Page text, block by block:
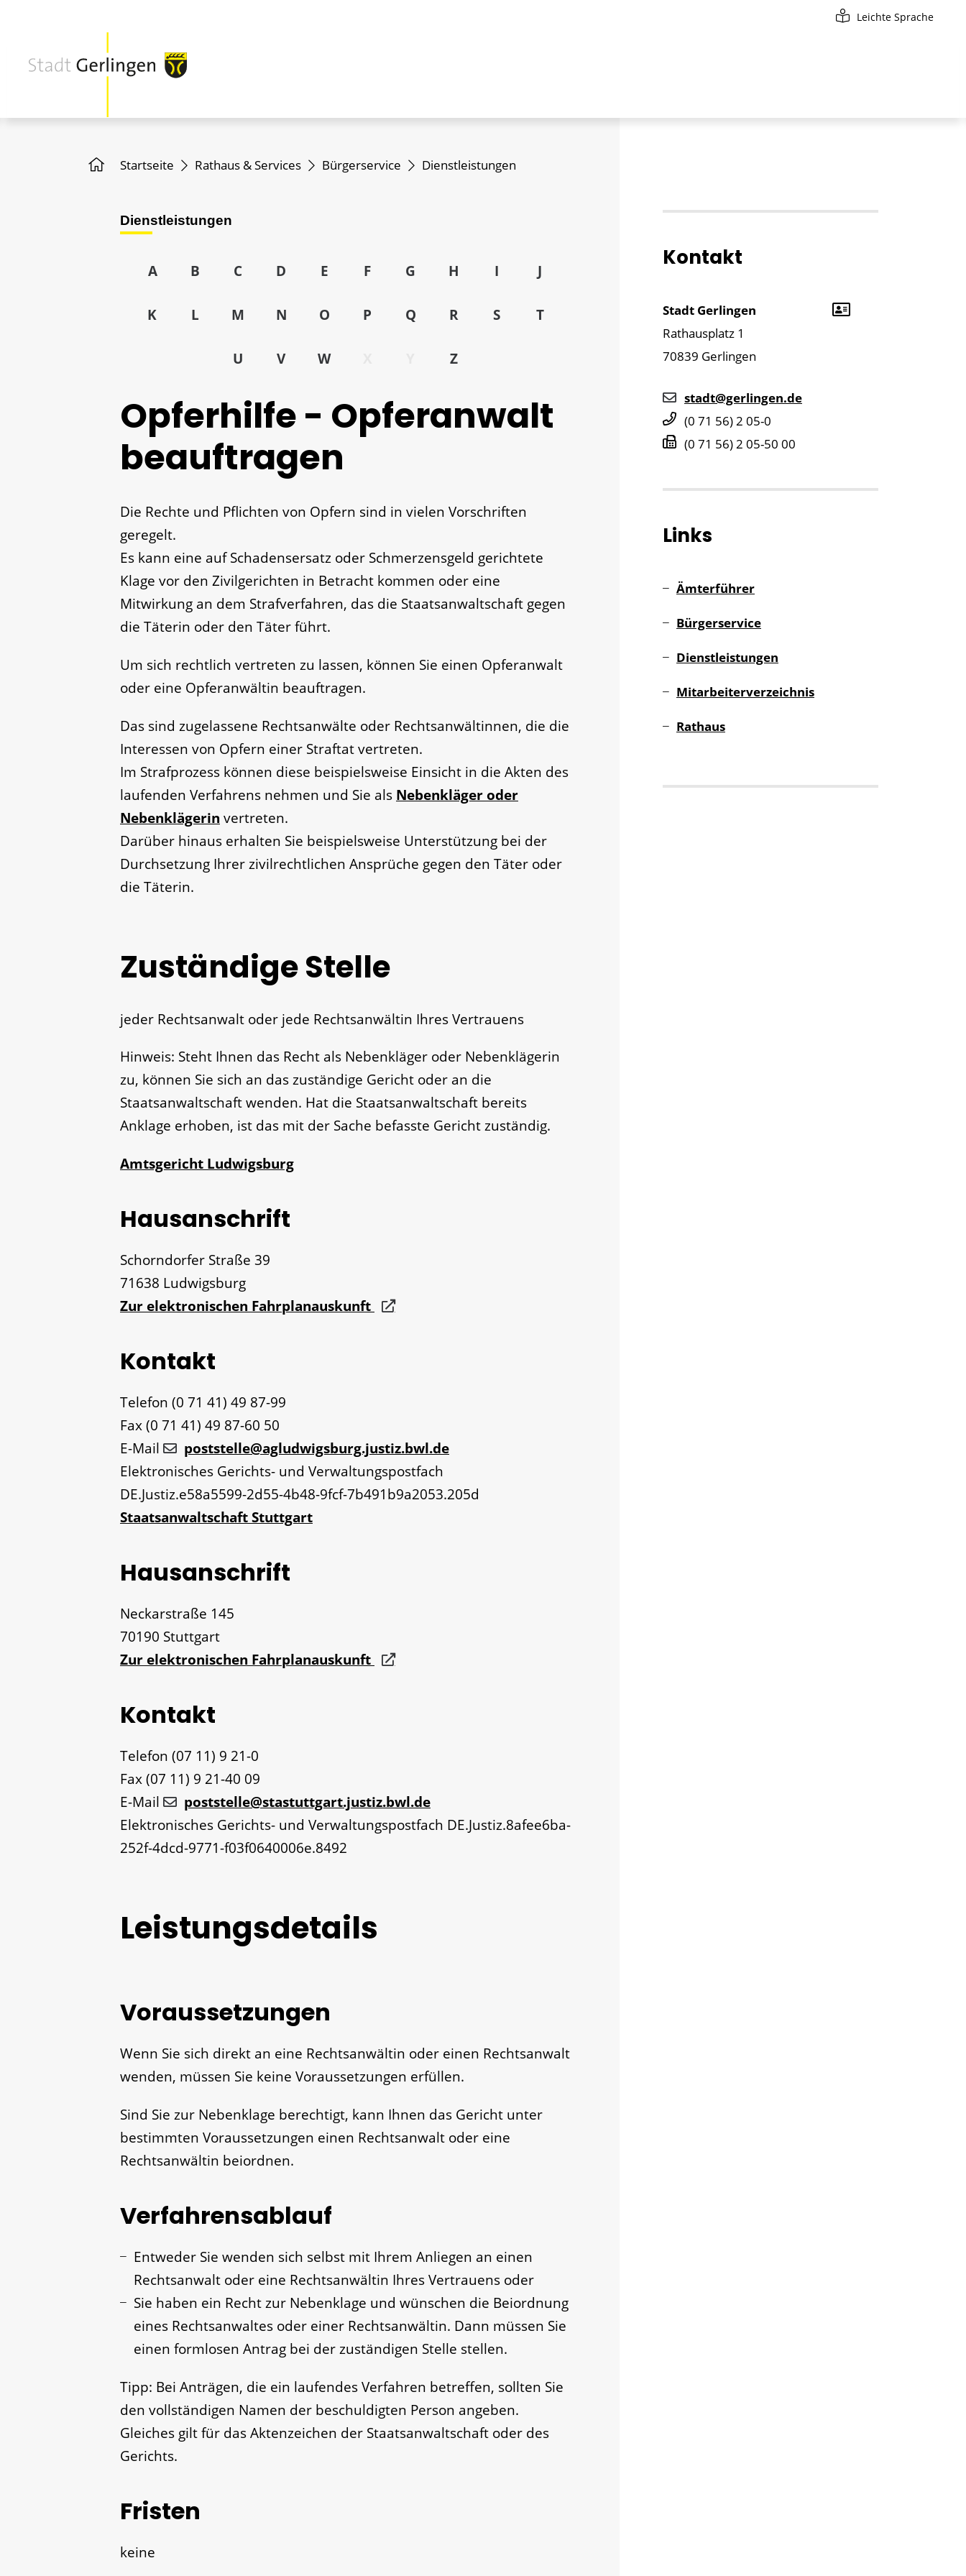
Leichte Sprache
Startseite Rathaus & Services Bürgerservice Dienstleistungen
Dienstleistungen
A B C D E F G H I J
K L M N O P Q R S T
U V W Z
Opferhilfe - Opferanwalt
beauftragen
Die Rechte und Pflichten von Opfern sind in vielen Vorschriften
geregelt.
Es kann eine auf Schadensersatz oder Schmerzensgeld gerichtete
Klage vor den Zivilgerichten in Betracht kommen oder eine
Mitwirkung an dem Strafverfahren, das die Staatsanwaltschaft gegen
die Täterin oder den Täter führt.
Um sich rechtlich vertreten zu lassen, können Sie einen Opferanwalt
oder eine Opferanwältin beauftragen.
Das sind zugelassene Rechtsanwälte oder Rechtsanwältinnen, die die
Interessen von Opfern einer Straftat vertreten.
Im Strafprozess können diese beispielsweise Einsicht in die Akten des
laufenden Verfahrens nehmen und Sie als Nebenkläger oder
Nebenklägerin vertreten.
Darüber hinaus erhalten Sie beispielsweise Unterstützung bei der
Durchsetzung Ihrer zivilrechtlichen Ansprüche gegen den Täter oder
die Täterin.
Zuständige Stelle
jeder Rechtsanwalt oder jede Rechtsanwältin Ihres Vertrauens
Hinweis: Steht Ihnen das Recht als Nebenkläger oder Nebenklägerin
zu, können Sie sich an das zuständige Gericht oder an die
Staatsanwaltschaft wenden. Hat die Staatsanwaltschaft bereits
Anklage erhoben, ist das mit der Sache befasste Gericht zuständig.
Amtsgericht Ludwigsburg
Hausanschrift
Schorndorfer Straße 39
71638 Ludwigsburg
Zur elektronischen Fahrplanauskunft
Kontakt
Telefon (0 71 41) 49 87-99
Fax(0 71 41) 49 87-60 50
E-Mail
poststelle@agludwigsburg.justiz.bwl.de
Elektronisches Gerichts- und Verwaltungspostfach
DE.Justiz.e58a5599-2d55-4b48-9fcf-7b491b9a2053.205d
Staatsanwaltschaft Stuttgart
Hausanschrift
Neckarstraße 145
70190 Stuttgart
Zur elektronischen Fahrplanauskunft
Kontakt
Telefon (07 11) 9 21-0
Fax(07 11) 9 21-40 09
E-Mail
poststelle@stastuttgart.justiz.bwl.de
Elektronisches Gerichts- und Verwaltungspostfach DE.Justiz.8afee6ba-
252f-4dcd-9771-f03f0640006e.8492
Leistungsdetails
Voraussetzungen
Wenn Sie sich direkt an eine Rechtsanwältin oder einen Rechtsanwalt
wenden, müssen Sie keine Voraussetzungen erfüllen.
Sind Sie zur Nebenklage berechtigt, kann Ihnen das Gericht unter
bestimmten Voraussetzungen einen Rechtsanwalt oder eine
Rechtsanwältin beiordnen.
Verfahrensablauf
Entweder Sie wenden sich selbst mit Ihrem Anliegen an einen
Rechtsanwalt oder eine Rechtsanwältin Ihres Vertrauens oder
Sie haben ein Recht zur Nebenklage und wünschen die Beiordnung
eines Rechtsanwaltes oder einer Rechtsanwältin. Dann müssen Sie
einen formlosen Antrag bei der zuständigen Stelle stellen.
Tipp: Bei Anträgen, die ein laufendes Verfahren betreffen, sollten Sie
den vollständigen Namen der beschuldigten Person angeben.
Gleiches gilt für das Aktenzeichen der Staatsanwaltschaft oder des
Gerichts.
Fristen
keine
Kontakt
Stadt Gerlingen
Rathausplatz 1
70839 Gerlingen
stadt@gerlingen.de
(0 71 56) 2 05-0
(0 71 56) 2 05-50 00
Links
Ämterführer
Bürgerservice
Dienstleistungen
Mitarbeiterverzeichnis
Rathaus